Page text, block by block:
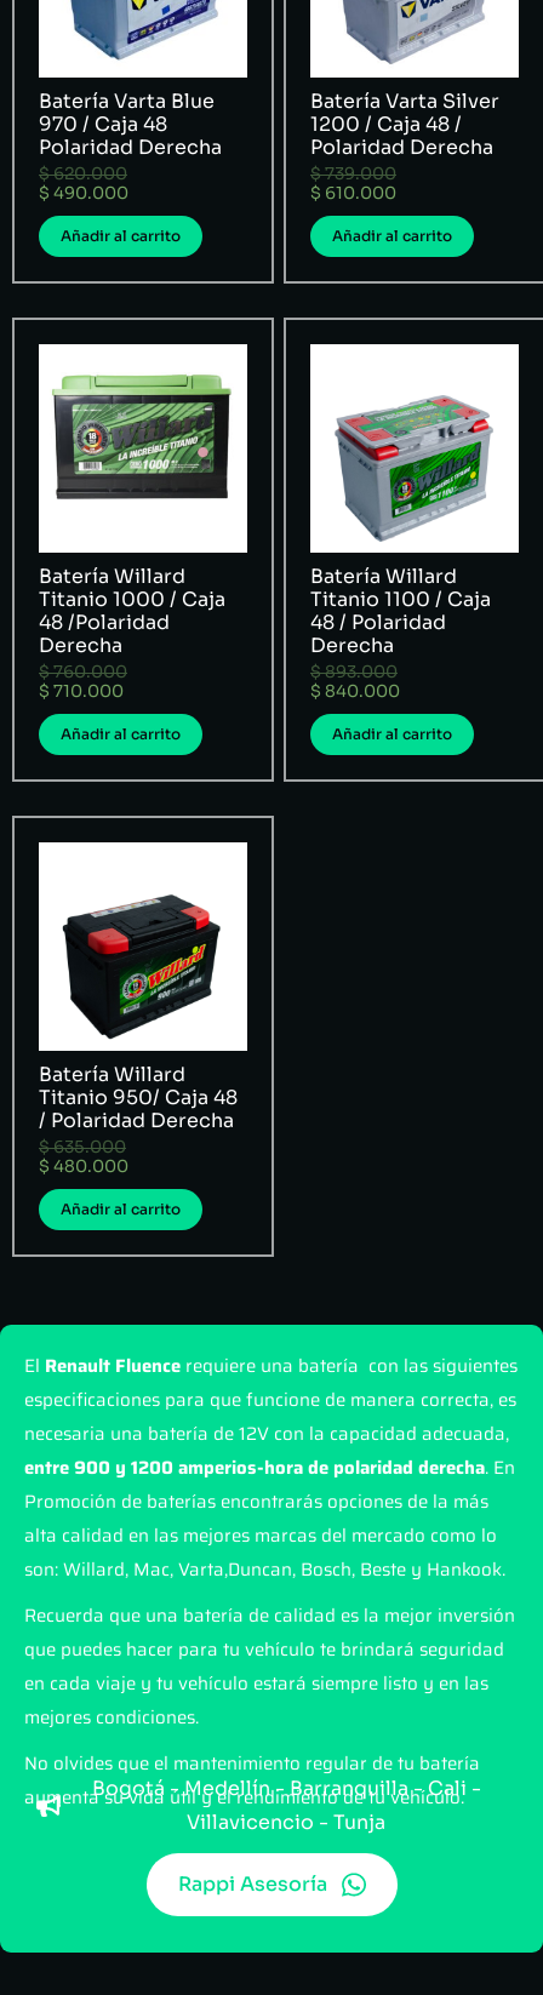
Batería Varta Blue
970 / Caja 48
Polaridad Derecha
$620.000
$ 490.000
Añadir al carrito
Batería Varta Silver
1200 / Caja 48 /
Polaridad Derecha
$739.000
$ 610.000
Añadir al carrito
Batería Willard
Titanio 1000 / Caja
48 /Polaridad
Derecha
$760.000
$ 710.000
Añadir al carrito
Batería Willard
Titanio 1100 / Caja
48 / Polaridad
Derecha
$893.000
$ 840.000
Añadir al carrito
Batería Willard
Titanio 950/ Caja 48
/ Polaridad Derecha
$635.000
$ 480.000
Añadir al carrito
El Renault Fluence requiere una batería con las siguientes
especificaciones para que funcione de manera correcta, es
necesaria una batería de 12V con la capacidad adecuada,
entre 900 y 1200 amperios-hora de polaridad derecha. En
Promoción de baterías encontrarás opciones de la más
alta calidad en las mejores marcas del mercado como lo
son: Willard, Mac, Varta,Duncan, Bosch, Beste y Hankook.
Recuerda que una batería de calidad es la mejor inversión
que puedes hacer para tu vehículo te brindará seguridad
en cada viaje y tu vehículo estará siempre listo y en las
mejores condiciones.
No olvides que el mantenimiento regular de tu batería
aumenta su vida útil y el rendimiento de tu vehículo.
Rappi Asesoría
Bogotá - Medellín - Barranquilla - Cali -
Villavicencio - Tunja